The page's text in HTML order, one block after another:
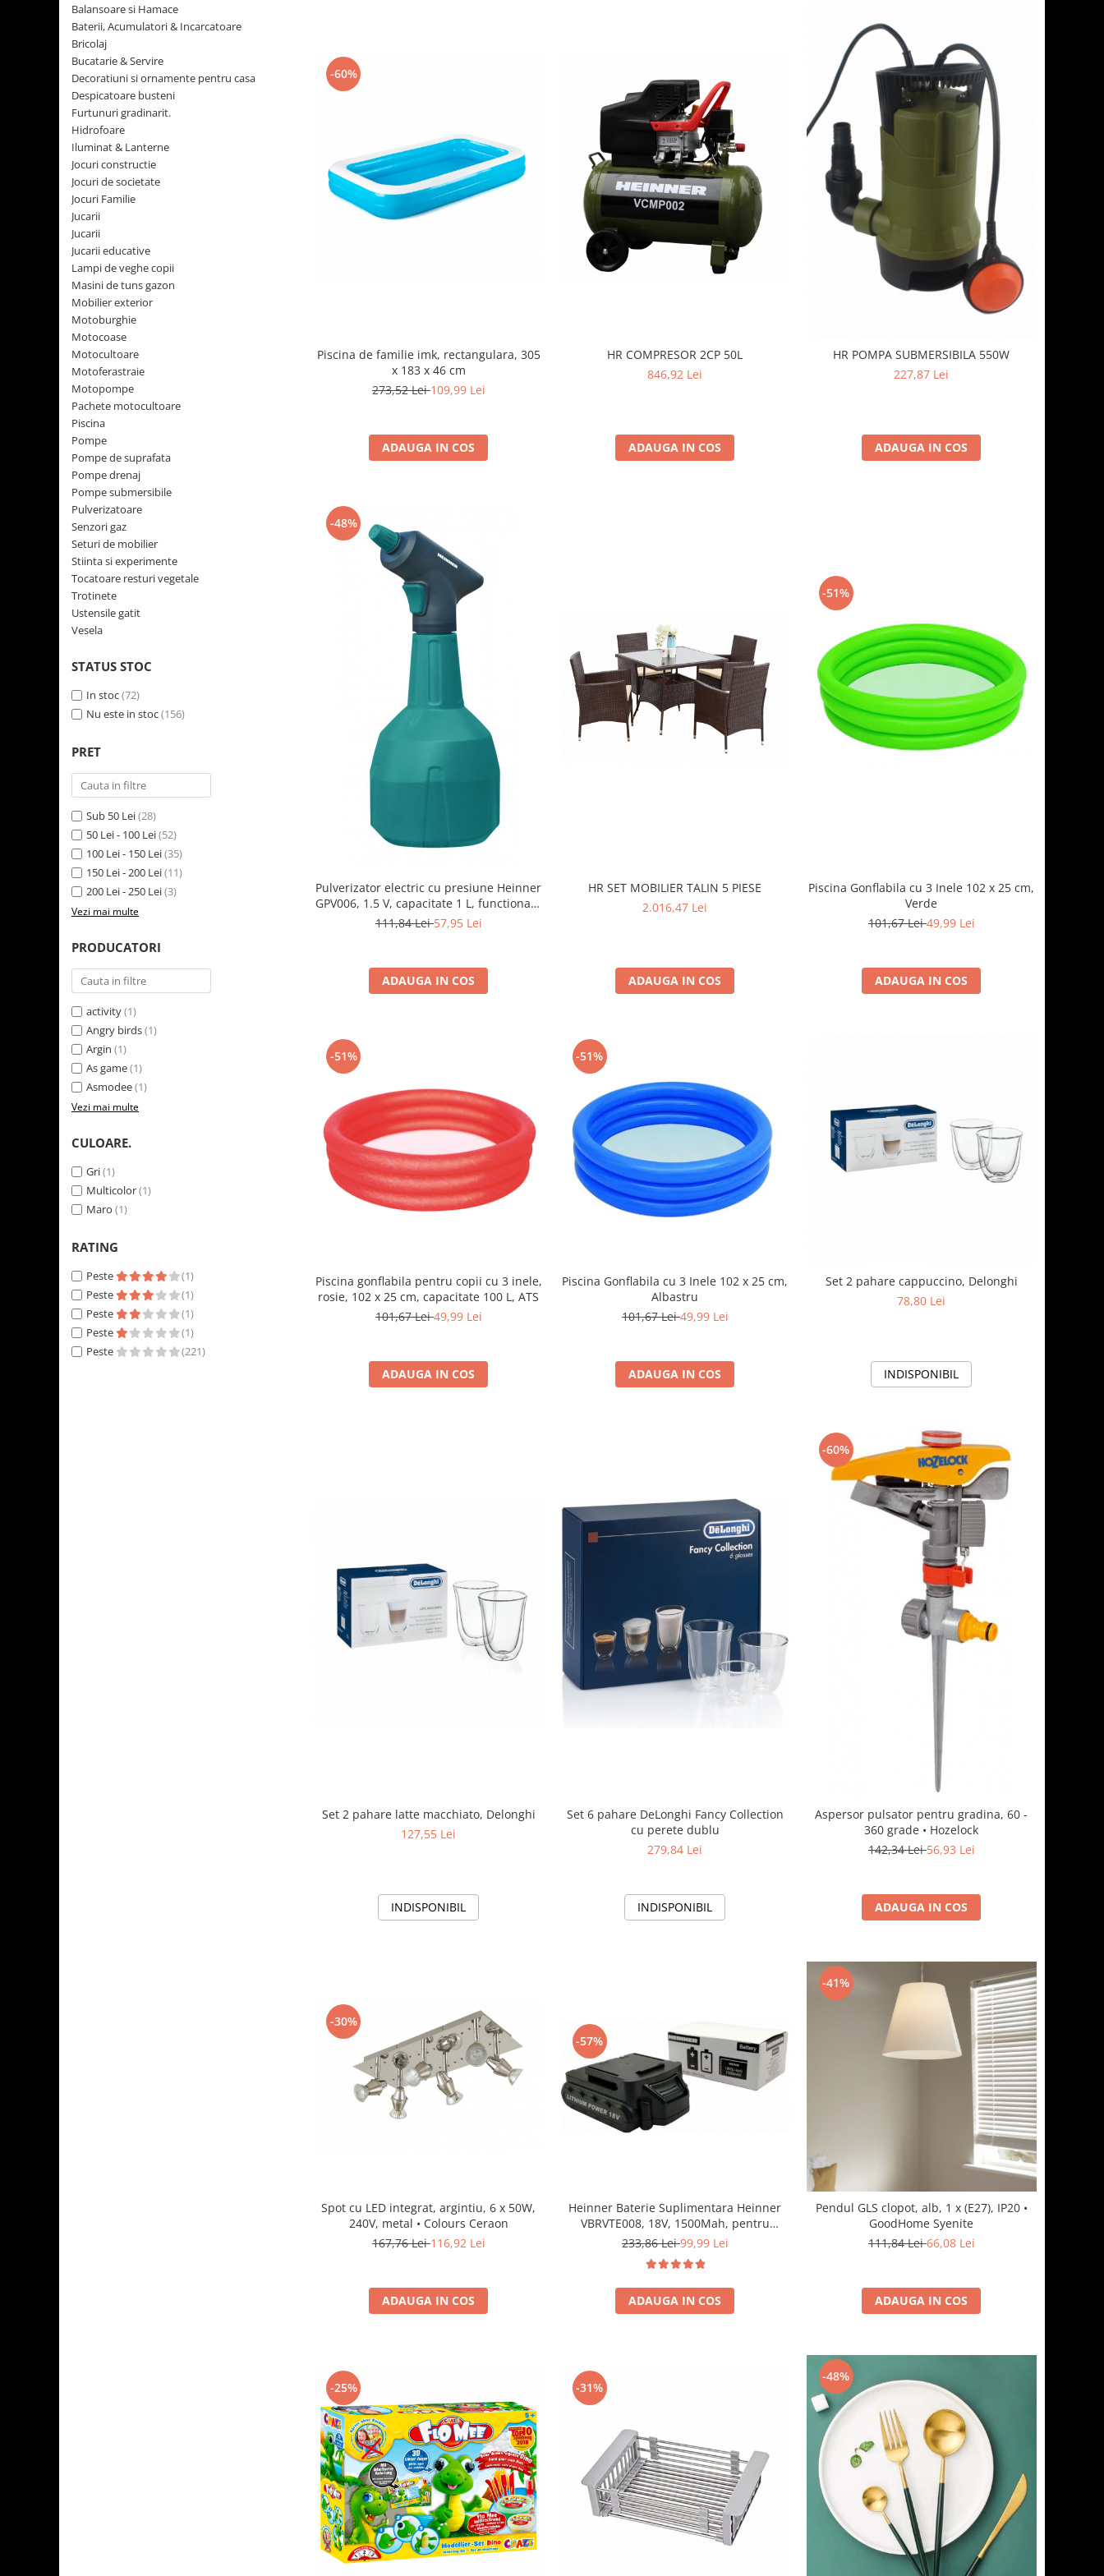
Accesorii masini de spalat
Uscatoare Rufe
Incorporabile
Plite incorporabile
Hote incorporabile
Hote Insula
Racitoare Vinuri
Sandwich Maker
Prajitoare de Paine
Storcatoare
Multicookere
Cuptoare electrice
Aparate de facut clatite
Aparate de facut vafe
Gratare electrice
Masini de facut paine
Masini de tocat
Oale si cratite
Oale sub presiune.
Aspiratoare
Aparate cafea si ceai
Espressoare
Rasnite de cafea
Fierbatoare de apa
Aparate de curatat cu abur
Produse pentru par
Perii rotative
Ingrijire personala
Masini de tuns si barbierit
Uscatoare de par
Masini de tuns parul
Periute de dinti electrice
Placi de indreptat parul
Aparate de calcat cu aburi.
Aparate de masaj
Accesorii aspiratoare
Aparate de vidat
Furtunuri gradinarit.
Jocuri constructie
Jocuri de societate
Jocuri Familie
Jucarii educative
Lampi de veghe copii
Mobilier exterior
Senzori gaz
Stiinta si experimente
Ustensile gatit
Balansoare si Hamace
Baterii, Acumulatori & Incarcatoare
Bricolaj
Bucatarie & Servire
Decoratiuni si ornamente pentru casa
Despicatoare busteni
Furtunuri gradinarit.
Hidrofoare
Iluminat & Lanterne
Jocuri constructie
Jocuri de societate
Jocuri Familie
Jucarii
Jucarii
Jucarii educative
Lampi de veghe copii
Masini de tuns gazon
Mobilier exterior
Motoburghie
Motocoase
Motocultoare
Motoferastraie
Motopompe
Pachete motocultoare
Piscina
Pompe
Pompe de suprafata
Pompe drenaj
Pompe submersibile
Pulverizatoare
Senzori gaz
Seturi de mobilier
Stiinta si experimente
Tocatoare resturi vegetale
Trotinete
Ustensile gatit
Vesela
STATUS STOC
In stoc(72)
Nu este in stoc(156)
PRET
Sub 50 Lei(28)
50 Lei - 100 Lei(52)
100 Lei - 150 Lei(35)
150 Lei - 200 Lei(11)
200 Lei - 250 Lei(3)
Vezi mai multe
PRODUCATORI
activity(1)
Angry birds(1)
Argin (1)
As game(1)
Asmodee(1)
Vezi mai multe
CULOARE.
Gri(1)
Multicolor(1)
Maro (1)
RATING
Peste
(1)
Peste
(1)
Peste
(1)
Peste
(1)
Peste
(221)
-60%
Piscina de familie imk, rectangulara, 305
x 183 x 46 cm
273,52 Lei109,99 Lei
ADAUGA IN COS
HR COMPRESOR 2CP 50L
846,92 Lei
ADAUGA IN COS
HR POMPA SUBMERSIBILA 550W
227,87 Lei
ADAUGA IN COS
-48%
Pulverizator electric cu presiune Heinner
GPV006, 1.5 V, capacitate 1 L, functionare
cu baterii tip AA
111,84 Lei57,95 Lei
ADAUGA IN COS
HR SET MOBILIER TALIN 5 PIESE
2.016,47 Lei
ADAUGA IN COS
-51%
Piscina Gonflabila cu 3 Inele 102 x 25 cm,
Verde
101,67 Lei49,99 Lei
ADAUGA IN COS
-51%
Piscina gonflabila pentru copii cu 3 inele,
rosie, 102 x 25 cm, capacitate 100 L, ATS
101,67 Lei49,99 Lei
ADAUGA IN COS
-51%
Piscina Gonflabila cu 3 Inele 102 x 25 cm,
Albastru
101,67 Lei49,99 Lei
ADAUGA IN COS
Set 2 pahare cappuccino, Delonghi
78,80 Lei
INDISPONIBIL
Set 2 pahare latte macchiato, Delonghi
127,55 Lei
INDISPONIBIL
Set 6 pahare DeLonghi Fancy Collection
cu perete dublu
279,84 Lei
INDISPONIBIL
-60%
Aspersor pulsator pentru gradina, 60 -
360 grade • Hozelock
142,34 Lei56,93 Lei
ADAUGA IN COS
-30%
Spot cu LED integrat, argintiu, 6 x 50W,
240V, metal • Colours Ceraon
167,76 Lei116,92 Lei
ADAUGA IN COS
-57%
Heinner Baterie Suplimentara Heinner
VBRVTE008, 18V, 1500Mah, pentru
VTE001 (VBRVTE008)
233,86 Lei99,99 Lei
ADAUGA IN COS
-41%
Pendul GLS clopot, alb, 1 x (E27), IP20 •
GoodHome Syenite
111,84 Lei66,08 Lei
ADAUGA IN COS
-25% -31%
-48%